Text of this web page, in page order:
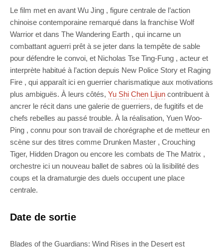
Le film met en avant Wu Jing , figure centrale de l’action
chinoise contemporaine remarqué dans la franchise Wolf
Warrior et dans The Wandering Earth , qui incarne un
combattant aguerri prêt à se jeter dans la tempête de sable
pour défendre le convoi, et Nicholas Tse Ting-Fung , acteur et
interprète habitué à l’action depuis New Police Story et Raging
Fire , qui apparaît ici en guerrier charismatique aux motivations
plus ambiguës. À leurs côtés, Yu Shi Chen Lijun contribuent à
ancrer le récit dans une galerie de guerriers, de fugitifs et de
chefs rebelles au passé trouble. À la réalisation, Yuen Woo-
Ping , connu pour son travail de chorégraphe et de metteur en
scène sur des titres comme Drunken Master , Crouching
Tiger, Hidden Dragon ou encore les combats de The Matrix ,
orchestre ici un nouveau ballet de sabres où la lisibilité des
coups et la dramaturgie des duels occupent une place
centrale.
Date de sortie
Blades of the Guardians: Wind Rises in the Desert est